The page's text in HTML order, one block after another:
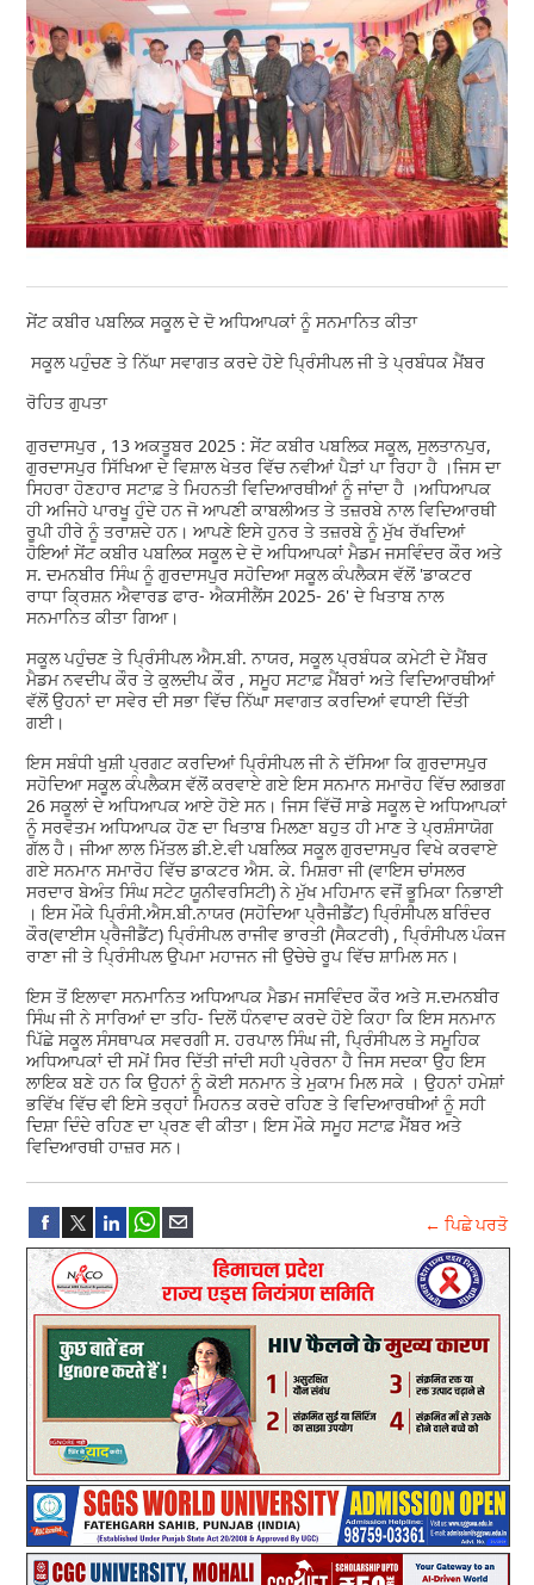
ਸੇਂਟ ਕਬੀਰ ਪਬਲਿਕ ਸਕੂਲ ਦੇ ਦੋ ਅਧਿਆਪਕਾਂ ਨੂੰ ਸਨਮਾਨਿਤ ਕੀਤਾ
ਸਕੂਲ ਪਹੁੰਚਣ ਤੇ ਨਿੱਘਾ ਸਵਾਗਤ ਕਰਦੇ ਹੋਏ ਪ੍ਰਿੰਸੀਪਲ ਜੀ ਤੇ ਪ੍ਰਬੰਧਕ ਮੈਂਬਰ
ਰੋਹਿਤ ਗੁਪਤਾ
ਗੁਰਦਾਸਪੁਰ , 13 ਅਕਤੂਬਰ 2025 : ਸੇਂਟ ਕਬੀਰ ਪਬਲਿਕ ਸਕੂਲ, ਸੁਲਤਾਨਪੁਰ,
ਗੁਰਦਾਸਪੁਰ ਸਿੱਖਿਆ ਦੇ ਵਿਸ਼ਾਲ ਖੇਤਰ ਵਿੱਚ ਨਵੀਆਂ ਪੈੜਾਂ ਪਾ ਰਿਹਾ ਹੈ ।ਜਿਸ ਦਾ
ਸਿਹਰਾ ਹੋਣਹਾਰ ਸਟਾਫ਼ ਤੇ ਮਿਹਨਤੀ ਵਿਦਿਆਰਥੀਆਂ ਨੂੰ ਜਾਂਦਾ ਹੈ ।ਅਧਿਆਪਕ
ਹੀ ਅਜਿਹੇ ਪਾਰਖੂ ਹੁੰਦੇ ਹਨ ਜੋ ਆਪਣੀ ਕਾਬਲੀਅਤ ਤੇ ਤਜ਼ਰਬੇ ਨਾਲ ਵਿਦਿਆਰਥੀ
ਰੂਪੀ ਹੀਰੇ ਨੂੰ ਤਰਾਸ਼ਦੇ ਹਨ। ਆਪਣੇ ਇਸੇ ਹੁਨਰ ਤੇ ਤਜ਼ਰਬੇ ਨੂੰ ਮੁੱਖ ਰੱਖਦਿਆਂ
ਹੋਇਆਂ ਸੇਂਟ ਕਬੀਰ ਪਬਲਿਕ ਸਕੂਲ ਦੇ ਦੋ ਅਧਿਆਪਕਾਂ ਮੈਡਮ ਜਸਵਿੰਦਰ ਕੌਰ ਅਤੇ
ਸ. ਦਮਨਬੀਰ ਸਿੰਘ ਨੂੰ ਗੁਰਦਾਸਪੁਰ ਸਹੋਦਿਆ ਸਕੂਲ ਕੰਪਲੈਕਸ ਵੱਲੋਂ 'ਡਾਕਟਰ
ਰਾਧਾ ਕ੍ਰਿਸ਼ਨ ਐਵਾਰਡ ਫਾਰ- ਐਕਸੀਲੈਂਸ 2025- 26' ਦੇ ਖਿਤਾਬ ਨਾਲ
ਸਨਮਾਨਿਤ ਕੀਤਾ ਗਿਆ।
ਸਕੂਲ ਪਹੁੰਚਣ ਤੇ ਪ੍ਰਿੰਸੀਪਲ ਐਸ.ਬੀ. ਨਾਯਰ, ਸਕੂਲ ਪ੍ਰਬੰਧਕ ਕਮੇਟੀ ਦੇ ਮੈਂਬਰ
ਮੈਡਮ ਨਵਦੀਪ ਕੌਰ ਤੇ ਕੁਲਦੀਪ ਕੌਰ , ਸਮੂਹ ਸਟਾਫ਼ ਮੈਂਬਰਾਂ ਅਤੇ ਵਿਦਿਆਰਥੀਆਂ
ਵੱਲੋਂ ਉਹਨਾਂ ਦਾ ਸਵੇਰ ਦੀ ਸਭਾ ਵਿੱਚ ਨਿੱਘਾ ਸਵਾਗਤ ਕਰਦਿਆਂ ਵਧਾਈ ਦਿੱਤੀ
ਗਈ।
ਇਸ ਸਬੰਧੀ ਖੁਸ਼ੀ ਪ੍ਰਗਟ ਕਰਦਿਆਂ ਪ੍ਰਿੰਸੀਪਲ ਜੀ ਨੇ ਦੱਸਿਆ ਕਿ ਗੁਰਦਾਸਪੁਰ
ਸਹੋਦਿਆ ਸਕੂਲ ਕੰਪਲੈਕਸ ਵੱਲੋਂ ਕਰਵਾਏ ਗਏ ਇਸ ਸਨਮਾਨ ਸਮਾਰੋਹ ਵਿੱਚ ਲਗਭਗ
26 ਸਕੂਲਾਂ ਦੇ ਅਧਿਆਪਕ ਆਏ ਹੋਏ ਸਨ। ਜਿਸ ਵਿੱਚੋਂ ਸਾਡੇ ਸਕੂਲ ਦੇ ਅਧਿਆਪਕਾਂ
ਨੂੰ ਸਰਵੋਤਮ ਅਧਿਆਪਕ ਹੋਣ ਦਾ ਖਿਤਾਬ ਮਿਲਣਾ ਬਹੁਤ ਹੀ ਮਾਣ ਤੇ ਪ੍ਰਸ਼ੰਸਾਯੋਗ
ਗੱਲ ਹੈ। ਜੀਆ ਲਾਲ ਮਿੱਤਲ ਡੀ.ਏ.ਵੀ ਪਬਲਿਕ ਸਕੂਲ ਗੁਰਦਾਸਪੁਰ ਵਿਖੇ ਕਰਵਾਏ
ਗਏ ਸਨਮਾਨ ਸਮਾਰੋਹ ਵਿੱਚ ਡਾਕਟਰ ਐਸ. ਕੇ. ਮਿਸ਼ਰਾ ਜੀ (ਵਾਇਸ ਚਾਂਸਲਰ
ਸਰਦਾਰ ਬੇਅੰਤ ਸਿੰਘ ਸਟੇਟ ਯੂਨੀਵਰਸਿਟੀ) ਨੇ ਮੁੱਖ ਮਹਿਮਾਨ ਵਜੋਂ ਭੂਮਿਕਾ ਨਿਭਾਈ
। ਇਸ ਮੌਕੇ ਪ੍ਰਿੰਸੀ.ਐਸ.ਬੀ.ਨਾਯਰ (ਸਹੋਦਿਆ ਪ੍ਰੈਜੀਡੈਂਟ) ਪ੍ਰਿੰਸੀਪਲ ਬਰਿੰਦਰ
ਕੌਰ(ਵਾਈਸ ਪ੍ਰੈਜੀਡੈਂਟ) ਪ੍ਰਿੰਸੀਪਲ ਰਾਜੀਵ ਭਾਰਤੀ (ਸੈਕਟਰੀ) , ਪ੍ਰਿੰਸੀਪਲ ਪੰਕਜ
ਰਾਣਾ ਜੀ ਤੇ ਪ੍ਰਿੰਸੀਪਲ ਉਪਮਾ ਮਹਾਜਨ ਜੀ ਉਚੇਚੇ ਰੂਪ ਵਿੱਚ ਸ਼ਾਮਿਲ ਸਨ।
ਇਸ ਤੋਂ ਇਲਾਵਾ ਸਨਮਾਨਿਤ ਅਧਿਆਪਕ ਮੈਡਮ ਜਸਵਿੰਦਰ ਕੌਰ ਅਤੇ ਸ.ਦਮਨਬੀਰ
ਸਿੰਘ ਜੀ ਨੇ ਸਾਰਿਆਂ ਦਾ ਤਹਿ- ਦਿਲੋਂ ਧੰਨਵਾਦ ਕਰਦੇ ਹੋਏ ਕਿਹਾ ਕਿ ਇਸ ਸਨਮਾਨ
ਪਿੱਛੇ ਸਕੂਲ ਸੰਸਥਾਪਕ ਸਵਰਗੀ ਸ. ਹਰਪਾਲ ਸਿੰਘ ਜੀ, ਪ੍ਰਿੰਸੀਪਲ ਤੇ ਸਮੂਹਿਕ
ਅਧਿਆਪਕਾਂ ਦੀ ਸਮੇਂ ਸਿਰ ਦਿੱਤੀ ਜਾਂਦੀ ਸਹੀ ਪ੍ਰੇਰਨਾ ਹੈ ਜਿਸ ਸਦਕਾ ਉਹ ਇਸ
ਲਾਇਕ ਬਣੇ ਹਨ ਕਿ ਉਹਨਾਂ ਨੂੰ ਕੋਈ ਸਨਮਾਨ ਤੇ ਮੁਕਾਮ ਮਿਲ ਸਕੇ । ਉਹਨਾਂ ਹਮੇਸ਼ਾਂ
ਭਵਿੱਖ ਵਿੱਚ ਵੀ ਇਸੇ ਤਰ੍ਹਾਂ ਮਿਹਨਤ ਕਰਦੇ ਰਹਿਣ ਤੇ ਵਿਦਿਆਰਥੀਆਂ ਨੂੰ ਸਹੀ
ਦਿਸ਼ਾ ਦਿੰਦੇ ਰਹਿਣ ਦਾ ਪ੍ਰਣ ਵੀ ਕੀਤਾ। ਇਸ ਮੌਕੇ ਸਮੂਹ ਸਟਾਫ਼ ਮੈਂਬਰ ਅਤੇ
ਵਿਦਿਆਰਥੀ ਹਾਜ਼ਰ ਸਨ।
← ਪਿਛੇ ਪਰਤੋ